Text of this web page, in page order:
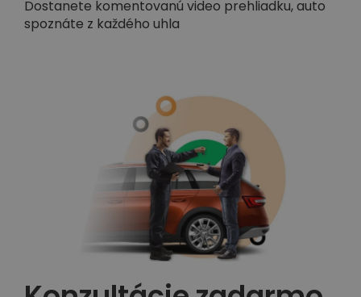
Dostanete komentovanú video prehliadku, auto
spoznáte z každého uhla